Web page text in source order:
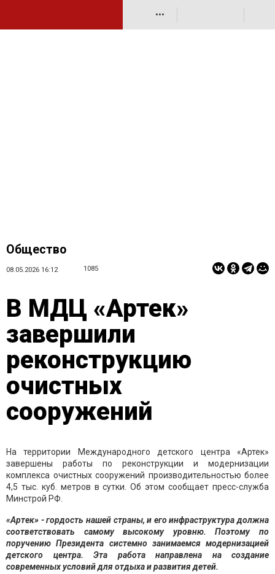
•••
Общество
08.05.2026 16:12 1085
В МДЦ «Артек»
завершили
реконструкцию
очистных
сооружений
На территории Международного детского центра «Артек»
завершены работы по реконструкции и модернизации
комплекса очистных сооружений производительностью более
4,5 тыс. куб. метров в сутки. Об этом сообщает пресс-служба
Минстрой РФ.
«Артек» - гордость нашей страны, и его инфраструктура должна
соответствовать самому высокому уровню. Поэтому по
поручению Президента системно занимаемся модернизацией
детского центра. Эта работа направлена на создание
современных условий для отдыха и развития детей.